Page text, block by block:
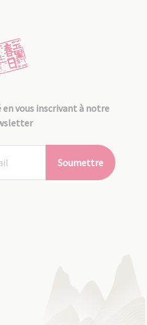
vous inscrivant à notre
Soumettre